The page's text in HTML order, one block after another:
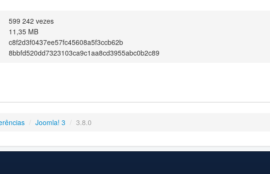
599 242 vezes
11,35 MB
c8f2d3f0437ee57fc45608a5f3ccb62b
8bbfd520dd7323103ca9c1aa8cd3955abc0b2c89
/ Joomla! 3 / 3.8.0